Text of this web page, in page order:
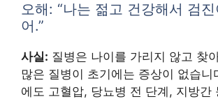
오해: “나는 젊고 건강해서 검
어.”
사실: 질병은 나이를 가리지 않고 찾
많은 질병이 초기에는 증상이 없습니
에도 고혈압, 당뇨병 전 단계, 지방간